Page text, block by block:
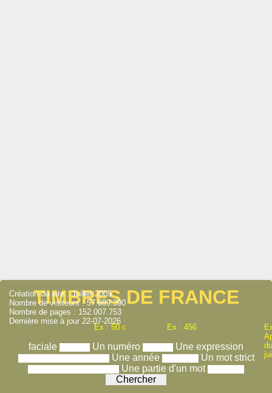
TIMBRES DE FRANCE
Ex : 50 c Ex : 456
faciale Un numéro
Une expression
Une année
Un mot strict
Une partie d'un mot
Création du site : Juillet 2005
Nombre de visiteurs : 57.689.390
Nombre de pages : 152.007.753
Dernière mise à jour 22-07-2026